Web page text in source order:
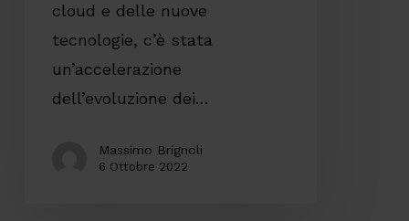
cloud e delle nuove
tecnologie, c’è stata
un’accelerazione
dell’evoluzione dei…
Massimo Brignoli
6 Ottobre 2022